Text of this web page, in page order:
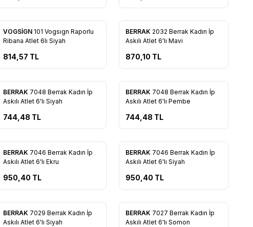
Favorilere Ekle
VOGSİGN 101 Vogsıgn Raporlu
Ribana Atlet 6lı Siyah
814,57 TL
Favorilere Ekle
BERRAK 2032 Berrak Kadın İp
Askılı Atlet 6'lı Mavi
870,10 TL
Favorilere Ekle
BERRAK 7048 Berrak Kadın İp
Askılı Atlet 6'lı Siyah
744,48 TL
Favorilere Ekle
BERRAK 7048 Berrak Kadın İp
Askılı Atlet 6'lı Pembe
744,48 TL
Favorilere Ekle
BERRAK 7046 Berrak Kadın İp
Askılı Atlet 6'lı Ekru
950,40 TL
Favorilere Ekle
BERRAK 7046 Berrak Kadın İp
Askılı Atlet 6'lı Siyah
950,40 TL
Favorilere Ekle
BERRAK 7029 Berrak Kadın İp
Askılı Atlet 6'lı Siyah
Favorilere Ekle
BERRAK 7027 Berrak Kadın İp
Askılı Atlet 6'lı Somon